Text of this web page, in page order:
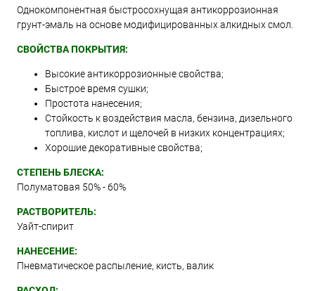
Однокомпонентная быстросохнущая антикоррозионная
грунт-эмаль на основе модифицированных алкидных смол.
СВОЙСТВА ПОКРЫТИЯ:
Высокие антикоррозионные свойства;
Быстрое время сушки;
Простота нанесения;
Стойкость к воздействия масла, бензина, дизельного
топлива, кислот и щелочей в низких концентрациях;
Хорошие декоративные свойства;
СТЕПЕНЬ БЛЕСКА:
Полуматовая 50% - 60%
РАСТВОРИТЕЛЬ:
Уайт-спирит
НАНЕСЕНИЕ:
Пневматическое распыление, кисть, валик